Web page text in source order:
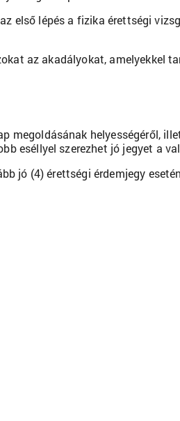
első lépés a fizika érettségi
az akadályokat, amelyekkel
megoldásának helyességéről,
eséllyel szerezhet jó jegyet a
jó (4) érettségi érdemjegy